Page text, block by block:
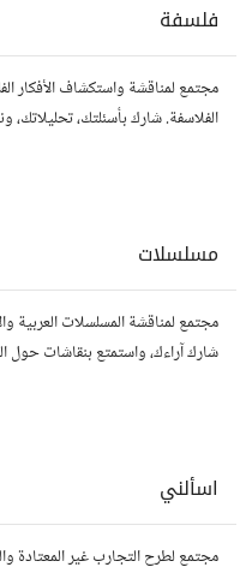
فلسفة
مجتمع لمناقشة واستكشاف الأفكار
الفلاسفة. شارك بأسئلتك،
مسلسلات
مجتمع لمناقشة المسلسلات العربية
شارك آراءك، واستمتع بنقاشات
اسألني
مجتمع لطرح التجارب غير المعتادة